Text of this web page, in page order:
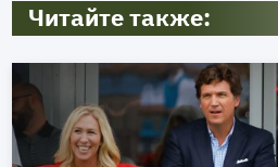
Читайте также: